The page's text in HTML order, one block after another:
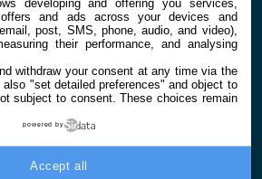
developing and offering you services,
and ads across your devices and
post, SMS, phone, audio, and video),
their performance, and analysing
withdraw your consent at any time via the
also "set detailed preferences" and object to
subject to consent. These choices remain
powered by
Accept all